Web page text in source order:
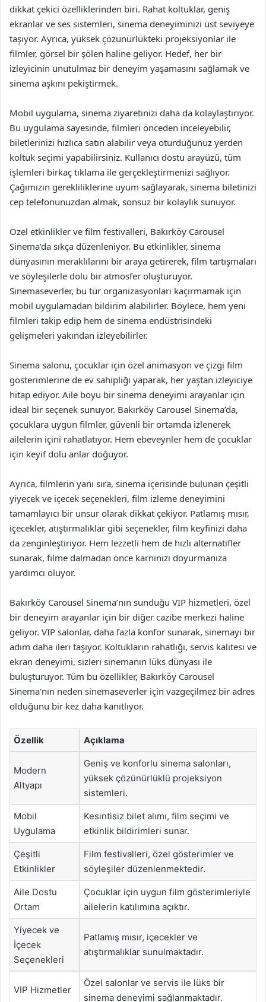
dikkat çekici özelliklerinden biri. Rahat koltuklar, geniş
ekranlar ve ses sistemleri, sinema deneyiminizi üst seviyeye
taşıyor. Ayrıca, yüksek çözünürlükteki projeksiyonlar ile
filmler, görsel bir şölen haline geliyor. Hedef, her bir
izleyicinin unutulmaz bir deneyim yaşamasını sağlamak ve
sinema aşkını pekiştirmek.
Mobil uygulama, sinema ziyaretinizi daha da kolaylaştırıyor.
Bu uygulama sayesinde, filmleri önceden inceleyebilir,
biletlerinizi hızlıca satın alabilir veya oturduğunuz yerden
koltuk seçimi yapabilirsiniz. Kullanıcı dostu arayüzü, tüm
işlemleri birkaç tıklama ile gerçekleştirmenizi sağlıyor.
Çağımızın gerekliliklerine uyum sağlayarak, sinema biletinizi
cep telefonunuzdan almak, sonsuz bir kolaylık sunuyor.
Özel etkinlikler ve film festivalleri, Bakırköy Carousel
Sinema’da sıkça düzenleniyor. Bu etkinlikler, sinema
dünyasının meraklılarını bir araya getirerek, film tartışmaları
ve söyleşilerle dolu bir atmosfer oluşturuyor.
Sinemaseverler, bu tür organizasyonları kaçırmamak için
mobil uygulamadan bildirim alabilirler. Böylece, hem yeni
filmleri takip edip hem de sinema endüstrisindeki
gelişmeleri yakından izleyebilirler.
Sinema salonu, çocuklar için özel animasyon ve çizgi film
gösterimlerine de ev sahipliği yaparak, her yaştan izleyiciye
hitap ediyor. Aile boyu bir sinema deneyimi arayanlar için
ideal bir seçenek sunuyor. Bakırköy Carousel Sinema’da,
çocuklara uygun filmler, güvenli bir ortamda izlenerek
ailelerin içini rahatlatıyor. Hem ebeveynler hem de çocuklar
için keyif dolu anlar doğuyor.
Ayrıca, filmlerin yanı sıra, sinema içerisinde bulunan çeşitli
yiyecek ve içecek seçenekleri, film izleme deneyimini
tamamlayıcı bir unsur olarak dikkat çekiyor. Patlamış mısır,
içecekler, atıştırmalıklar gibi seçenekler, film keyfinizi daha
da zenginleştiriyor. Hem lezzetli hem de hızlı alternatifler
sunarak, filme dalmadan önce karnınızı doyurmanıza
yardımcı oluyor.
Bakırköy Carousel Sinema’nın sunduğu VIP hizmetleri, özel
bir deneyim arayanlar için bir diğer cazibe merkezi haline
geliyor. VIP salonlar, daha fazla konfor sunarak, sinemayı bir
adım daha ileri taşıyor. Koltukların rahatlığı, servis kalitesi ve
ekran deneyimi, sizleri sinemanın lüks dünyası ile
buluşturuyor. Tüm bu özellikler, Bakırköy Carousel
Sinema’nın neden sinemaseverler için vazgeçilmez bir adres
olduğunu bir kez daha kanıtlıyor.
Özellik Açıklama
Modern
Altyapı
Geniş ve konforlu sinema salonları,
yüksek çözünürlüklü projeksiyon
sistemleri.
Mobil
Uygulama
Kesintisiz bilet alımı, film seçimi ve
etkinlik bildirimleri sunar.
Çeşitli
Etkinlikler
Film festivalleri, özel gösterimler ve
söyleşiler düzenlenmektedir.
Aile Dostu
Ortam
Çocuklar için uygun film gösterimleriyle
ailelerin katılımına açıktır.
Yiyecek ve
İçecek
Seçenekleri
Patlamış mısır, içecekler ve
atıştırmalıklar sunulmaktadır.
VIP Hizmetler
Özel salonlar ve servis ile lüks bir
sinema deneyimi sağlanmaktadır.